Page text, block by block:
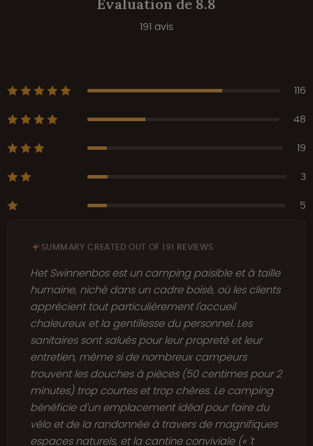
Évaluation de 8.8
191 avis
116
48
19
3
5
SUMMARY CREATED OUT OF 191 REVIEWS
Het Swinnenbos est un camping paisible et à taille
humaine, niché dans un cadre boisé, où les clients
apprécient tout particulièrement l'accueil
chaleureux et la gentillesse du personnel. Les
sanitaires sont salués pour leur propreté et leur
entretien, même si de nombreux campeurs
trouvent les douches à pièces (50 centimes pour 2
minutes) trop courtes et trop chères. Le camping
bénéficie d'un emplacement idéal pour faire du
vélo et de la randonnée à travers de magnifiques
espaces naturels, et la cantine conviviale (« 't